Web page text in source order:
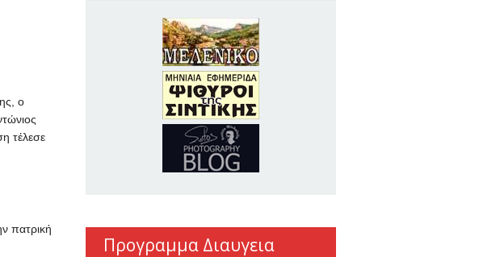
ο
τέλεσε
πατρική
Προγραμμα Διαυγεια